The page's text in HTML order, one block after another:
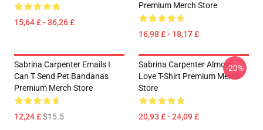
15,64 £ - 36,26 £
Premium Merch Store
16,98 £ - 18,17 £
Sabrina Carpenter Emails I
Can T Send Pet Bandanas
Premium Merch Store
12,24 £$15.5
Sabrina Carpenter Almost
Love T-Shirt Premium Merch
Store
20,93 £ - 24,09 £
-20%